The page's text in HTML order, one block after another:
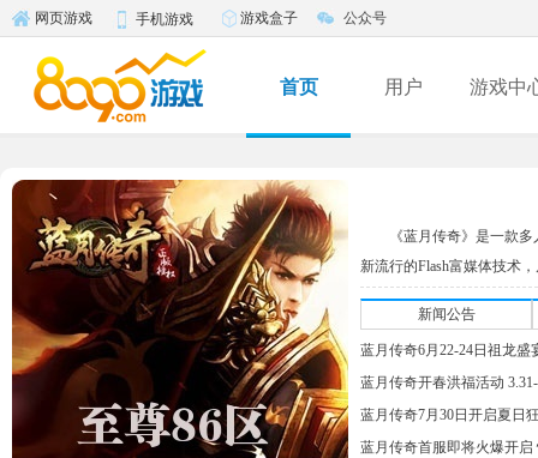
网页游戏 手机游戏 游戏盒子 公众号
首页 用户 游戏中
《蓝月传奇》是一款
新流行的Flash富媒体技术
新闻公告
蓝月传奇6月22-24日祖龙盛
蓝月传奇开春洪福活动
蓝月传奇7月30日开启夏日
蓝月传奇首服即将火爆开